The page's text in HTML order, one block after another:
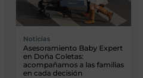
Noticias
Asesoramiento Baby Expert
en Doña Coletas:
acompañamos a las familias
en cada decisión